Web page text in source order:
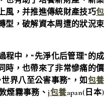
風，并推進傳統財產技巧包
型，破解資本周遭的狀況束
程中，“先淨化后管理”的成
時，也帶來了非常慘痛的價
界八至公害事務”，如包養
煙霧事務、j包養apan(日本)